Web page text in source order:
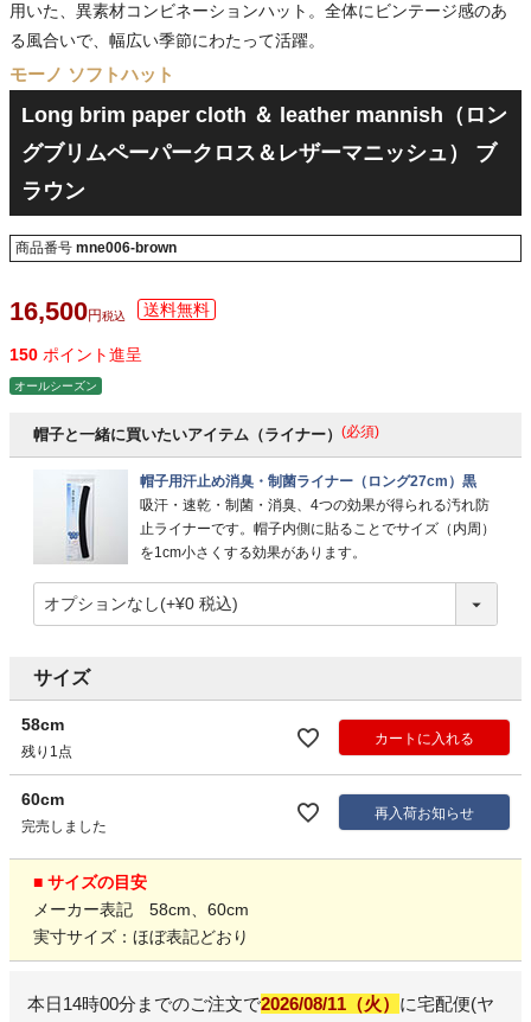
用いた、異素材コンビネーションハット。全体にビンテージ感のあ
る風合いで、幅広い季節にわたって活躍。
モーノ ソフトハット
Long brim paper cloth ＆ leather mannish（ロン
グブリムペーパークロス＆レザーマニッシュ） ブ
ラウン
商品番号 mne006-brown
16,500 税込
150 ポイント進呈
オールシーズン
帽子と一緒に買いたいアイテム（ライナー） (必須)
帽子用汗止め消臭・制菌ライナー（ロング27cm）黒
吸汗・速乾・制菌・消臭、4つの効果が得られる汚れ防
止ライナーです。帽子内側に貼ることでサイズ（内周）
を1cm小さくする効果があります。
サイズ
58cm
残り1点
カートに入れる
60cm
完売しました
再入荷お知らせ
■ サイズの目安
メーカー表記 58cm、60cm
実寸サイズ：ほぼ表記どおり
本日14時00分 までのご注文で2026/08/11（火） に宅配便(ヤ